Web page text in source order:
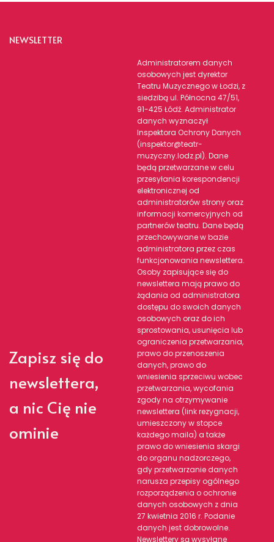
NEWSLETTER
Zapisz się do
newslettera,
a nic Cię nie
ominie
Administratorem danych
osobowych jest dyrektor
Teatru Muzycznego w Łodzi, z
siedzibą ul. Północna 47/51,
91-425 Łódź. Administrator
danych wyznaczył
Inspektora Ochrony Danych
(inspektor@teatr-
muzyczny.lodz.pl). Dane
będą przetwarzane w celu
przesyłania korespondencji
elektronicznej od
administratorów strony oraz
informacji komercyjnych od
partnerów teatru. Dane będą
przechowywane w bazie
administratora przez czas
funkcjonowania newslettera.
Osoby zapisujące się do
newslettera mają prawo do
żądania od administratora
dostępu do swoich danych
osobowych oraz do ich
sprostowania, usunięcia lub
ograniczenia przetwarzania,
prawo do przenoszenia
danych, prawo do
wniesienia sprzeciwu wobec
przetwarzania, wycofania
zgody na otrzymywanie
newslettera (link rezygnacji,
umieszczony w stopce
każdego maila) a także
prawo do wniesienia skargi
do organu nadzorczego,
gdy przetwarzanie danych
narusza przepisy ogólnego
rozporządzenia o ochronie
danych osobowych z dnia
27 kwietnia 2016 r. Podanie
danych jest dobrowolne.
Newslettery są wysyłane